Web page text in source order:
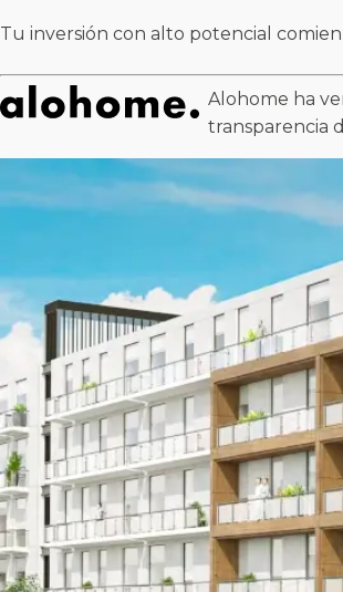
Tu inversión con alto potencial
Alohome ha
transparencia